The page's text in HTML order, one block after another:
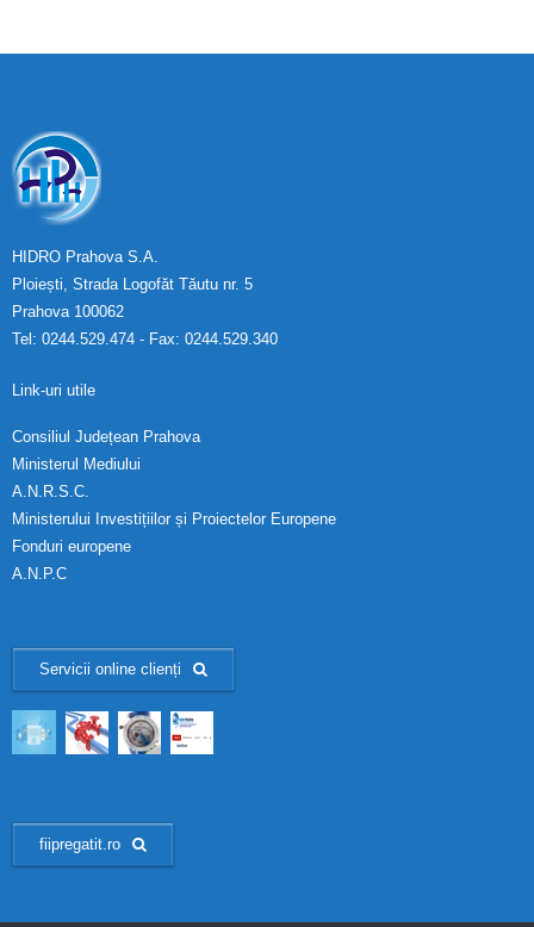
HIDRO Prahova S.A.
Ploiești, Strada Logofăt Tăutu nr. 5
Prahova 100062
Tel: 0244.529.474 - Fax: 0244.529.340
Link-uri utile
Consiliul Județean Prahova
Ministerul Mediului
A.N.R.S.C.
Ministerului Investițiilor și Proiectelor Europene
Fonduri europene
A.N.P.C
Servicii online clienți
fiipregatit.ro